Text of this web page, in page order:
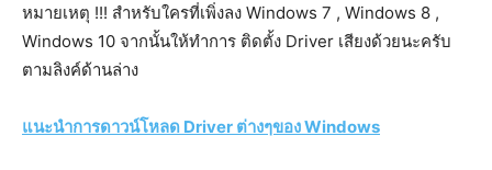
หมายเหตุ !!! สำหรับใครที่เพิ่งลง Windows 7 , Windows 8 ,
Windows 10 จากนั้นให้ทำการ ติดตั้ง Driver เสียงด้วยนะครับ
ตามลิงค์ด้านล่าง
แนะนำการดาวน์โหลด Driver ต่างๆของ Windows